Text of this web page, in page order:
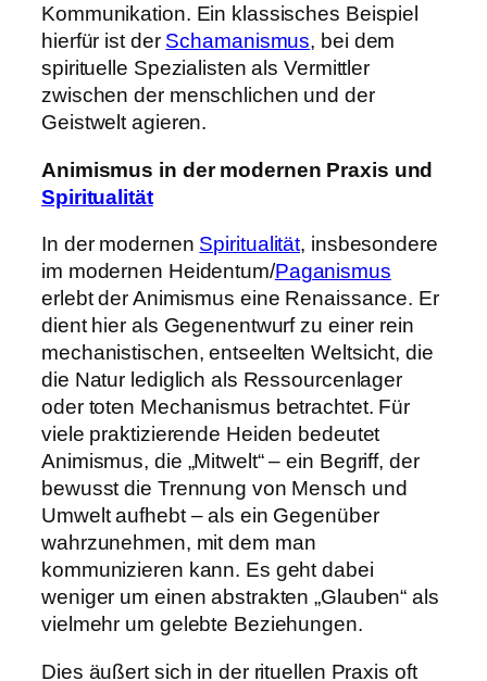
Kommunikation. Ein klassisches Beispiel
hierfür ist der Schamanismus, bei dem
spirituelle Spezialisten als Vermittler
zwischen der menschlichen und der
Geistwelt agieren.
Animismus in der modernen Praxis und
Spiritualität
In der modernen Spiritualität, insbesondere
im modernen Heidentum/Paganismus
erlebt der Animismus eine Renaissance. Er
dient hier als Gegenentwurf zu einer rein
mechanistischen, entseelten Weltsicht, die
die Natur lediglich als Ressourcenlager
oder toten Mechanismus betrachtet. Für
viele praktizierende Heiden bedeutet
Animismus, die „Mitwelt“ – ein Begriff, der
bewusst die Trennung von Mensch und
Umwelt aufhebt – als ein Gegenüber
wahrzunehmen, mit dem man
kommunizieren kann. Es geht dabei
weniger um einen abstrakten „Glauben“ als
vielmehr um gelebte Beziehungen.
Dies äußert sich in der rituellen Praxis oft